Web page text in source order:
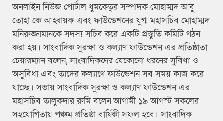
অনলাইন নিউজ পোর্টাল ধুমকেতুর সম্পাদক মোহাম্মদ আবু
তোহা কে আহ্বায়ক এবং ফাউন্ডেশনের যুগ্ম মহাসচিব মোহাম্মদ
মনিরুজ্জামানকে সদস্য সচিব করে একটি প্রস্তুতি কমিটি গঠন
করা হয়। সাংবাদিক সুরক্ষা ও কল্যাণ ফাউন্ডেশন এর প্রতিষ্ঠাতা
চেয়ারম্যান বলেন, সাংবাদিকদের যেকোনো ধরনের সুবিধা ও
অসুবিধা এবং তাদের কল্যাণে ফাউন্ডেশন সব সময় কাজ করে
যাচ্ছে। সভায় সাংবাদিক সুরক্ষা ও কল্যাণ ফাউন্ডেশন এর
মহাসচিব তালুকদার রুমি বলেন আগামী ১৯ আগস্ট সকলের
সহযোগিতায় পঞ্চম প্রতিষ্ঠা বার্ষিকী সফল হবে। সাংবাদিক